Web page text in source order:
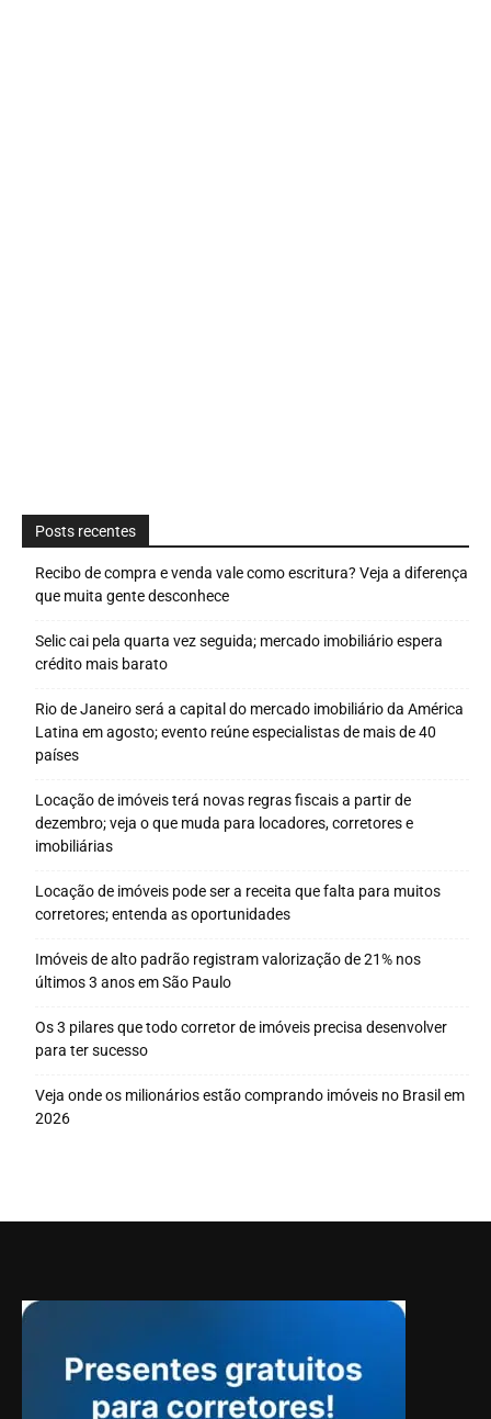
Posts recentes
Recibo de compra e venda vale como escritura? Veja a diferença
que muita gente desconhece
Selic cai pela quarta vez seguida; mercado imobiliário espera
crédito mais barato
Rio de Janeiro será a capital do mercado imobiliário da América
Latina em agosto; evento reúne especialistas de mais de 40
países
Locação de imóveis terá novas regras fiscais a partir de
dezembro; veja o que muda para locadores, corretores e
imobiliárias
Locação de imóveis pode ser a receita que falta para muitos
corretores; entenda as oportunidades
Imóveis de alto padrão registram valorização de 21% nos
últimos 3 anos em São Paulo
Os 3 pilares que todo corretor de imóveis precisa desenvolver
para ter sucesso
Veja onde os milionários estão comprando imóveis no Brasil em
2026